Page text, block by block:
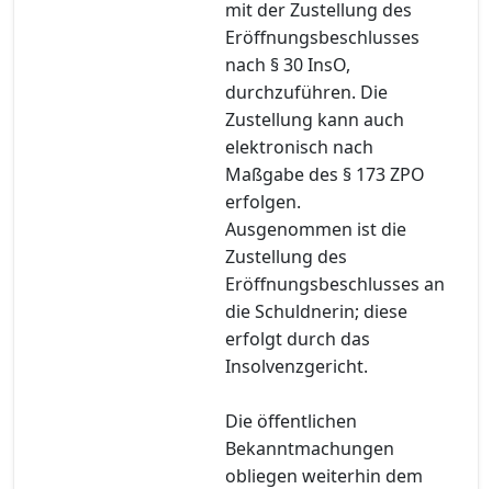
mit der Zustellung des
Eröffnungsbeschlusses
nach § 30 InsO,
durchzuführen. Die
Zustellung kann auch
elektronisch nach
Maßgabe des § 173 ZPO
erfolgen.
Ausgenommen ist die
Zustellung des
Eröffnungsbeschlusses an
die Schuldnerin; diese
erfolgt durch das
Insolvenzgericht.
Die öffentlichen
Bekanntmachungen
obliegen weiterhin dem